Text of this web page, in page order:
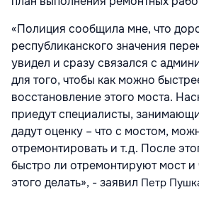
«Полиция сообщила мне, что
республиканского значения
увидел и сразу связался с
для того, чтобы как можно
восстановление этого моста.
приедут специалисты,
дадут оценку – что с мостом,
отремонтировать и т.д. После
быстро ли отремонтируют мост и
этого делать», - заявил Петр